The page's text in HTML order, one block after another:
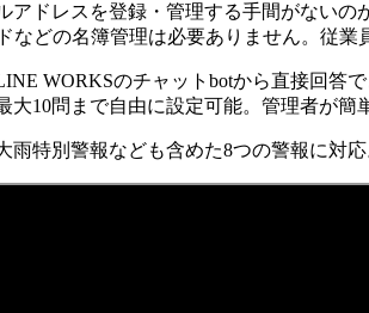
アドレスを登録・管理する手間がない
などの名簿管理は必要ありません。従
WORKSのチャットbotから直接回
10問まで自由に設定可能。管理者が簡
特別警報なども含めた8つの警報に対